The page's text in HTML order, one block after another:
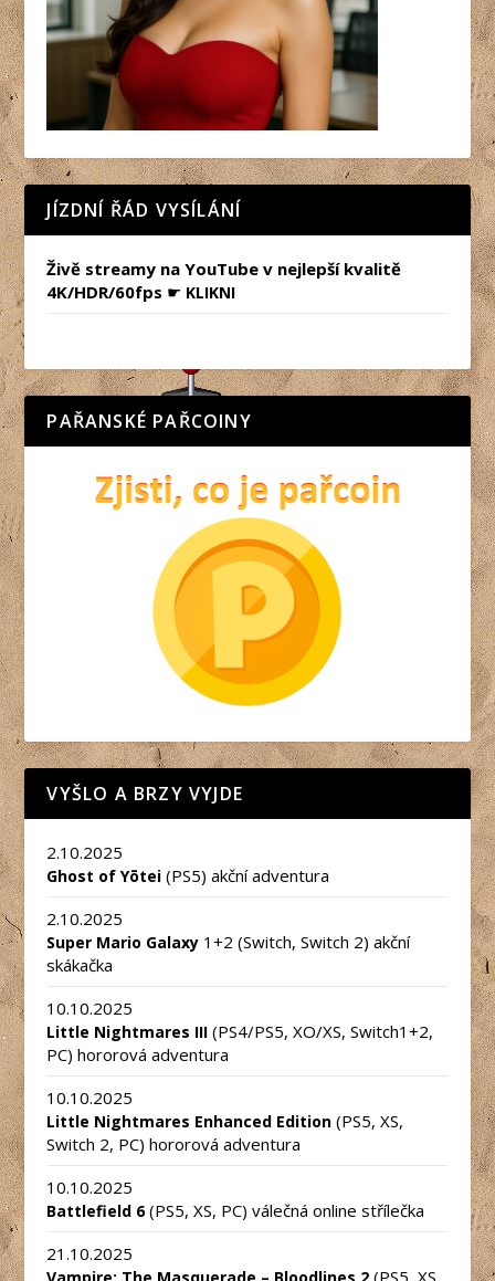
JÍZDNÍ ŘÁD VYSÍLÁNÍ
Živě streamy na YouTube v nejlepší kvalitě
4K/HDR/60fps ☛ KLIKNI
PAŘANSKÉ PAŘCOINY
VYŠLO A BRZY VYJDE
2.10.2025
Ghost of Yōtei (PS5) akční adventura
2.10.2025
Super Mario Galaxy 1+2 (Switch, Switch 2) akční
skákačka
10.10.2025
Little Nightmares III (PS4/PS5, XO/XS, Switch1+2,
PC) hororová adventura
10.10.2025
Little Nightmares Enhanced Edition (PS5, XS,
Switch 2, PC) hororová adventura
10.10.2025
Battlefield 6(PS5, XS, PC) válečná online střílečka
21.10.2025
(PS5, XS,